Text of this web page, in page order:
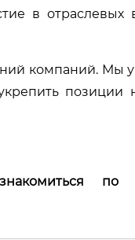
в отраслевых
компаний. Мы
позиции
по